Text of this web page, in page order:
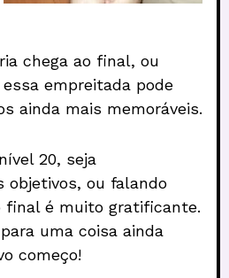
chega ao final, ou
empreitada pode
ainda mais memoráveis.
20, seja
objetivos, ou falando
final é muito gratificante.
uma coisa ainda
começo!